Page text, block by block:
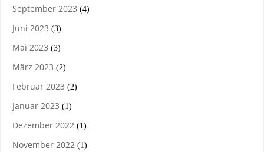
September 2023 (4)
Juni 2023 (3)
Mai 2023 (3)
März 2023 (2)
Februar 2023 (2)
Januar 2023 (1)
Dezember 2022 (1)
November 2022 (1)